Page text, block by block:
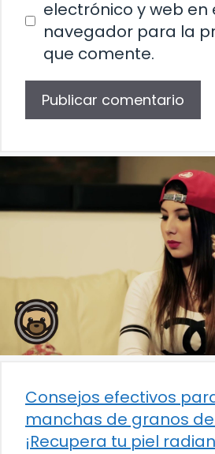
electrónico y web en
navegador para la
que comente.
Consejos efectivos
manchas de granos
¡Recupera tu piel